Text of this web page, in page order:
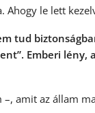
le lett
tud
Emberi
amit az állam